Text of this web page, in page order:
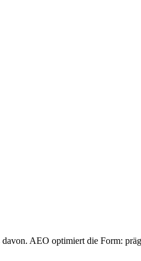
AEO optimiert die Form: